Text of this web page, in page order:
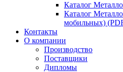
Каталог
Каталог
мобильных)
Контакты
О компании
Производство
Поставщики
Дипломы